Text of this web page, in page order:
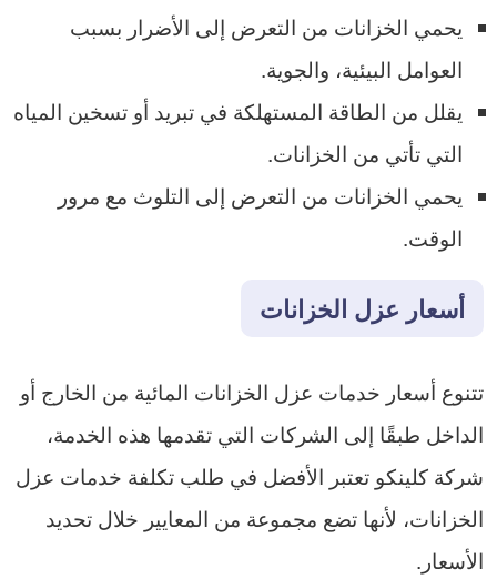
يحمي الخزانات من التعرض إلى الأضرار بسبب
العوامل البيئية، والجوية.
يقلل من الطاقة المستهلكة في تبريد أو تسخين المياه
التي تأتي من الخزانات.
يحمي الخزانات من التعرض إلى التلوث مع مرور
الوقت.
أسعار عزل الخزانات
تتنوع أسعار خدمات عزل الخزانات المائية من الخارج أو
الداخل طبقًا إلى الشركات التي تقدمها هذه الخدمة،
شركة كلينكو تعتبر الأفضل في طلب تكلفة خدمات عزل
الخزانات، لأنها تضع مجموعة من المعايير خلال تحديد
الأسعار.